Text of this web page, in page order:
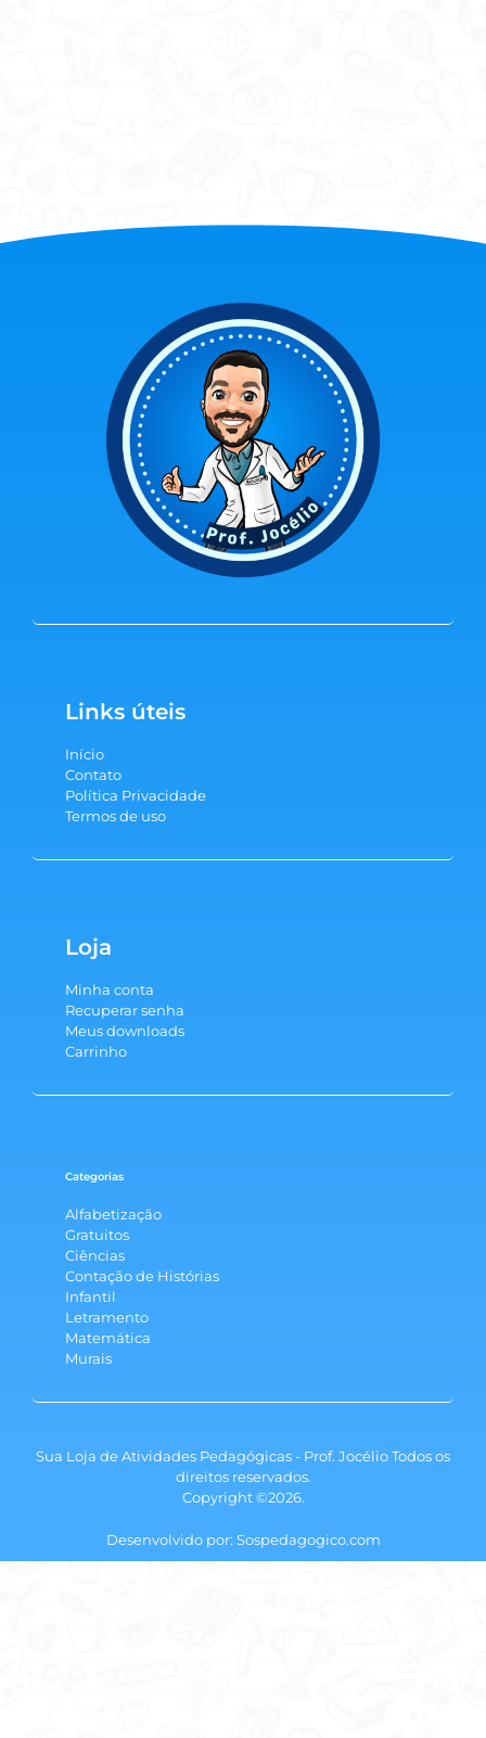
Links úteis
Início
Contato
Política Privacidade
Termos de uso
Loja
Minha conta
Recuperar senha
Meus downloads
Carrinho
Categorias
Alfabetização
Gratuitos
Ciências
Contação de Histórias
Infantil
Letramento
Matemática
Murais
Sua Loja de Atividades Pedagógicas - Prof. Jocélio Todos os
direitos reservados.
Copyright ©2026.
Desenvolvido por: Sospedagogico.com